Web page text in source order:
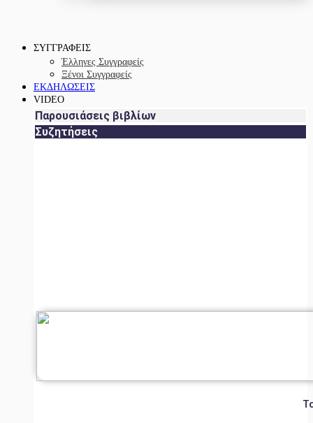
ΣΥΓΓΡΑΦΕΙΣ
Έλληνες Συγγραφείς
Ξένοι Συγγραφείς
ΕΚΔΗΛΩΣΕΙΣ
VIDEO
Παρουσιάσεις βιβλίων
Συζητήσεις